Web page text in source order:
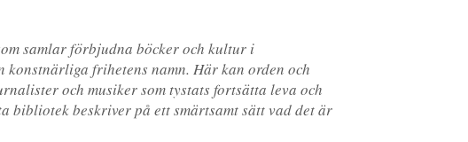
samlar förbjudna böcker och kultur i
konstnärliga frihetens namn. Här kan orden och
och musiker som tystats fortsätta leva och
bibliotek beskriver på ett smärtsamt sätt vad det är